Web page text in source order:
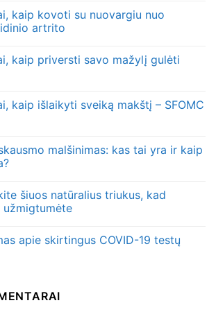
kaip kovoti su nuovargiu nuo
artrito
kaip priversti savo mažylį gulėti
kaip išlaikyti sveiką makštį – SFOMC
malšinimas: kas tai yra ir kaip
šiuos natūralius triukus, kad
užmigtumėte
apie skirtingus COVID-19 testų